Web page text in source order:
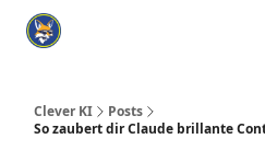
Clever KI
Posts
So zaubert dir Claude brillante